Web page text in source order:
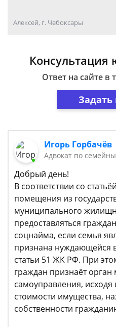
Алексей, г. Чебоксары
Консультация
Ответ на сайте в
Задать
Игорь Горбачёв
Адвокат по
Добрый день!
В соответствии со
помещения из
муниципального
предоставляться
соцнайма, если семья
признана нуждающейся
статьи 51 ЖК РФ. При
граждан признаёт орган
самоуправления, исходя
стоимости имущества,
собственности